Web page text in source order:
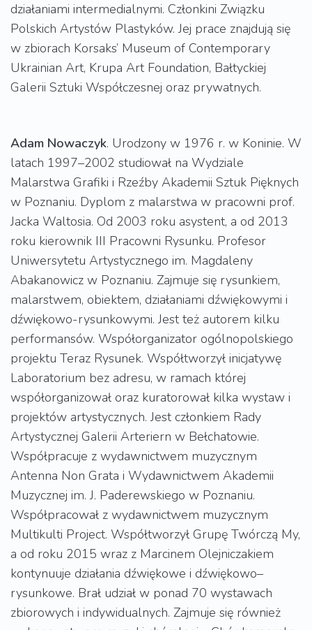
działaniami intermedialnymi. Członkini Związku
Polskich Artystów Plastyków. Jej prace znajdują się
w zbiorach Korsaks’ Museum of Contemporary
Ukrainian Art, Krupa Art Foundation, Bałtyckiej
Galerii Sztuki Współczesnej oraz prywatnych.
Adam Nowaczyk. Urodzony w 1976 r. w Koninie. W
latach 1997–2002 studiował na Wydziale
Malarstwa Grafiki i Rzeźby Akademii Sztuk Pięknych
w Poznaniu. Dyplom z malarstwa w pracowni prof.
Jacka Waltosia. Od 2003 roku asystent, a od 2013
roku kierownik III Pracowni Rysunku. Profesor
Uniwersytetu Artystycznego im. Magdaleny
Abakanowicz w Poznaniu. Zajmuje się rysunkiem,
malarstwem, obiektem, działaniami dźwiękowymi i
dźwiękowo-rysunkowymi. Jest też autorem kilku
performansów. Współorganizator ogólnopolskiego
projektu Teraz Rysunek. Współtworzył inicjatywę
Laboratorium bez adresu, w ramach której
współorganizował oraz kuratorował kilka wystaw i
projektów artystycznych. Jest członkiem Rady
Artystycznej Galerii Arteriern w Bełchatowie.
Współpracuje z wydawnictwem muzycznym
Antenna Non Grata i Wydawnictwem Akademii
Muzycznej im. J. Paderewskiego w Poznaniu.
Współpracował z wydawnictwem muzycznym
Multikulti Project. Współtworzył Grupę Twórczą My,
a od roku 2015 wraz z Marcinem Olejniczakiem
kontynuuje działania dźwiękowe i dźwiękowo–
rysunkowe. Brał udział w ponad 70 wystawach
zbiorowych i indywidualnych. Zajmuje się również